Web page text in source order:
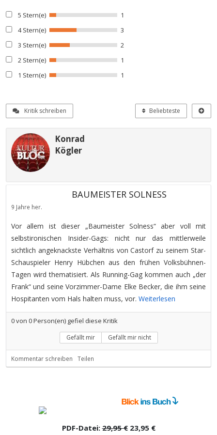
5 Stern(e)
1
4 Stern(e)
3
3 Stern(e)
2
2 Stern(e)
1
1 Stern(e)
1
Kritik schreiben Beliebteste
Konrad
Kögler
BAUMEISTER SOLNESS
9 Jahre her.
Vor allem ist dieser „Baumeister Solness“ aber voll mit
selbstironischen Insider-Gags: nicht nur das mittlerweile
sichtlich angeknackste Verhältnis von Castorf zu seinem Star-
Schauspieler Henry Hübchen aus den frühen Volksbühnen-
Tagen wird thematisiert. Als Running-Gag kommen auch „der
Frank“ und seine Vorzimmer-Dame Elke Becker, die ihm seine
Hospitanten vom Hals halten muss, vor. Weiterlesen
0von 0Person(en) gefiel diese Kritik
Gefällt mir Gefällt mir nicht
Kommentar schreiben Teilen
PDF-Datei:29,95 €23,95 €